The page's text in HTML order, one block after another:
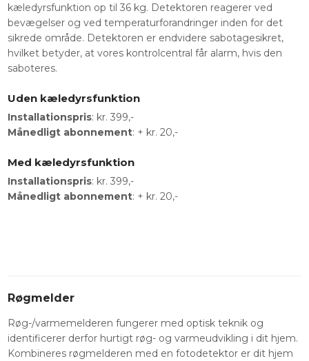
kæledyrsfunktion op til 36 kg. Detektoren reagerer ved
bevægelser og ved temperaturforandringer inden for det
sikrede område. Detektoren er endvidere sabotagesikret,
hvilket betyder, at vores kontrolcentral får alarm, hvis den
saboteres.
Uden kæledyrsfunktion
Installationspris: kr. 399,-
Månedligt abonnement: + kr. 20,-
Med kæledyrsfunktion
Installationspris: kr. 399,-
Månedligt abonnement: + kr. 20,-
Røgmelder
Røg-/varmemelderen fungerer med optisk teknik og
identificerer derfor hurtigt røg- og varmeudvikling i dit hjem.
Kombineres røgmelderen med en fotodetektor er dit hjem